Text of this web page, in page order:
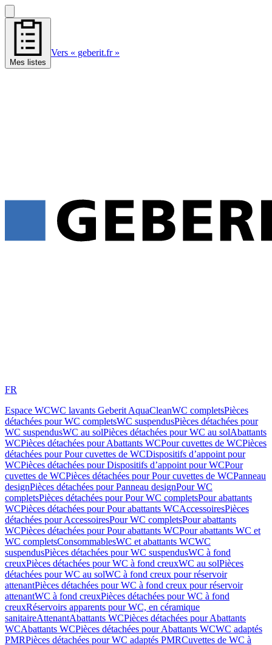
Mes listes
Vers « geberit.fr »
FR
Espace WCWC lavants Geberit AquaCleanWC completsPièces
détachées pour WC completsWC suspendusPièces détachées pour
WC suspendusWC au solPièces détachées pour WC au solAbattants
WCPièces détachées pour Abattants WCPour cuvettes de WCPièces
détachées pour Pour cuvettes de WCDispositifs d’appoint pour
WCPièces détachées pour Dispositifs d’appoint pour WCPour
cuvettes de WCPièces détachées pour Pour cuvettes de WCPanneau
designPièces détachées pour Panneau designPour WC
completsPièces détachées pour Pour WC completsPour abattants
WCPièces détachées pour Pour abattants WCAccessoiresPièces
détachées pour AccessoiresPour WC completsPour abattants
WCPièces détachées pour Pour abattants WCPour abattants WC et
WC completsConsommablesWC et abattants WCWC
suspendusPièces détachées pour WC suspendusWC à fond
creuxPièces détachées pour WC à fond creuxWC au solPièces
détachées pour WC au solWC à fond creux pour réservoir
attenantPièces détachées pour WC à fond creux pour réservoir
attenantWC à fond creuxPièces détachées pour WC à fond
creuxRéservoirs apparents pour WC, en céramique
sanitaireAttenantAbattants WCPièces détachées pour Abattants
WCAbattants WCPièces détachées pour Abattants WCWC adaptés
PMRPièces détachées pour WC adaptés PMRCuvettes de WC à